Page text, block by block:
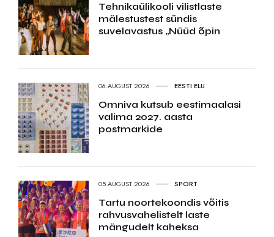
Tehnikaülikooli vilistlaste
mälestustest sündis
suvelavastus „Nüüd õpin
06.AUGUST 2026 EESTI ELU
Omniva kutsub eestimaalasi
valima 2027. aasta
postmarkide
05.AUGUST 2026 SPORT
Tartu noortekoondis võitis
rahvusvahelistelt laste
mängudelt kaheksa